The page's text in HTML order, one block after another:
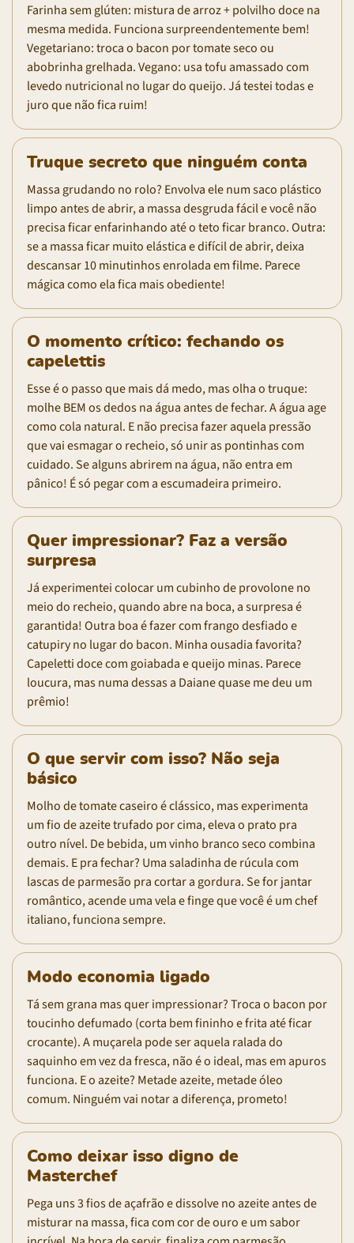
Farinha sem glúten: mistura de arroz + polvilho doce na
mesma medida. Funciona surpreendentemente bem!
Vegetariano: troca o bacon por tomate seco ou
abobrinha grelhada. Vegano: usa tofu amassado com
levedo nutricional no lugar do queijo. Já testei todas e
juro que não fica ruim!
Truque secreto que ninguém conta
Massa grudando no rolo? Envolva ele num saco plástico
limpo antes de abrir, a massa desgruda fácil e você não
precisa ficar enfarinhando até o teto ficar branco. Outra:
se a massa ficar muito elástica e difícil de abrir, deixa
descansar 10 minutinhos enrolada em filme. Parece
mágica como ela fica mais obediente!
O momento crítico: fechando os
capelettis
Esse é o passo que mais dá medo, mas olha o truque:
molhe BEM os dedos na água antes de fechar. A água age
como cola natural. E não precisa fazer aquela pressão
que vai esmagar o recheio, só unir as pontinhas com
cuidado. Se alguns abrirem na água, não entra em
pânico! É só pegar com a escumadeira primeiro.
Quer impressionar? Faz a versão
surpresa
Já experimentei colocar um cubinho de provolone no
meio do recheio, quando abre na boca, a surpresa é
garantida! Outra boa é fazer com frango desfiado e
catupiry no lugar do bacon. Minha ousadia favorita?
Capeletti doce com goiabada e queijo minas. Parece
loucura, mas numa dessas a Daiane quase me deu um
prêmio!
O que servir com isso? Não seja
básico
Molho de tomate caseiro é clássico, mas experimenta
um fio de azeite trufado por cima, eleva o prato pra
outro nível. De bebida, um vinho branco seco combina
demais. E pra fechar? Uma saladinha de rúcula com
lascas de parmesão pra cortar a gordura. Se for jantar
romântico, acende uma vela e finge que você é um chef
italiano, funciona sempre.
Modo economia ligado
Tá sem grana mas quer impressionar? Troca o bacon por
toucinho defumado (corta bem fininho e frita até ficar
crocante). A muçarela pode ser aquela ralada do
saquinho em vez da fresca, não é o ideal, mas em apuros
funciona. E o azeite? Metade azeite, metade óleo
comum. Ninguém vai notar a diferença, prometo!
Como deixar isso digno de
Masterchef
Pega uns 3 fios de açafrão e dissolve no azeite antes de
misturar na massa, fica com cor de ouro e um sabor